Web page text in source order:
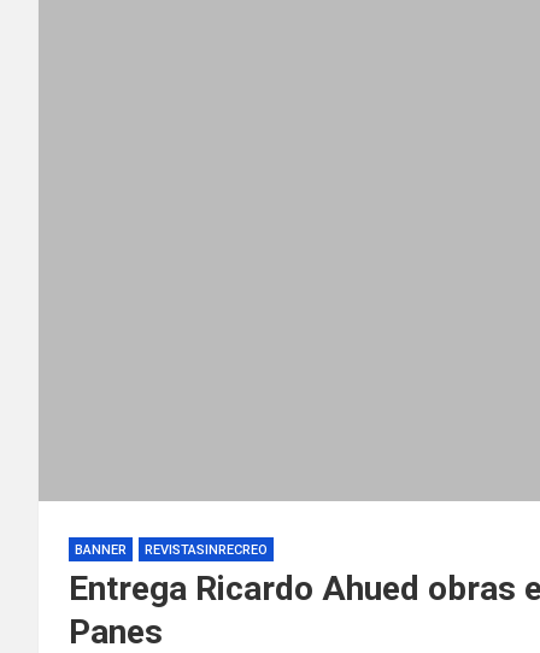
BANNER REVISTASINRECREO
Entrega Ricardo Ahued obras
Panes